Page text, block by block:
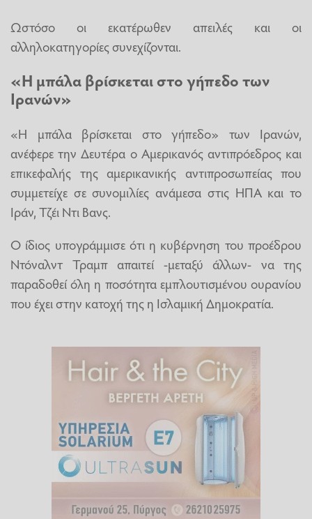
Ωστόσο οι εκατέρωθεν απειλές και οι
αλληλοκατηγορίες συνεχίζονται.
«Η μπάλα βρίσκεται στο γήπεδο των
Ιρανών»
«Η μπάλα βρίσκεται στο γήπεδο» των Ιρανών,
ανέφερε την Δευτέρα ο Aμερικανός αντιπρόεδρος και
επικεφαλής της αμερικανικής αντιπροσωπείας που
συμμετείχε σε συνομιλίες ανάμεσα στις ΗΠΑ και το
Ιράν, Τζέι Ντι Βανς.
Ο ίδιος υπογράμμισε ότι η κυβέρνηση του προέδρου
Ντόναλντ Τραμπ απαιτεί -μεταξύ άλλων- να της
παραδοθεί όλη η ποσότητα εμπλουτισμένου ουρανίου
που έχει στην κατοχή της η Ισλαμική Δημοκρατία.